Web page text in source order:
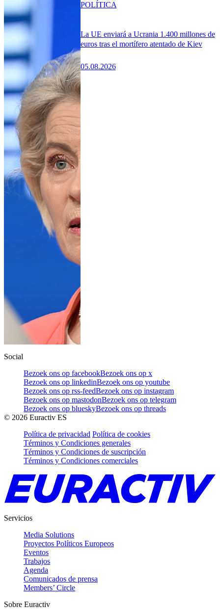
La UE enviará a Ucrania 1.400 millones de
euros tras el mortífero atentado de Kiev
05.08.2026
POLÍTICA
Social
Bezoek ons op facebookBezoek ons op x
Bezoek ons op linkedinBezoek ons op youtube
Bezoek ons op rss-feedBezoek ons op instagram
Bezoek ons op mastodonBezoek ons op telegram
Bezoek ons op blueskyBezoek ons op threads
© 2026 Euractiv ES
Política de privacidad Política de cookies
Términos y Condiciones generales
Términos y Condiciones de suscripción
Términos y Condiciones comerciales
Servicios
Media Solutions
Proyectos Políticos Europeos
Eventos
Trabajos
Agenda
Comunicados de prensa
Members’ Circle
Sobre Euractiv